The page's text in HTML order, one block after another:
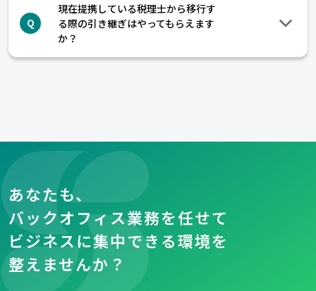
Q
現在提携している税理士から移行す
る際の引き継ぎはやってもらえます
か？
あなたも、
バックオフィス業務を任せて
ビジネスに集中できる環境を
整えませんか？